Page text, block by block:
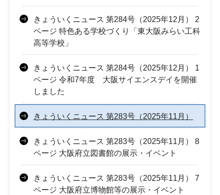
きょういくニュース 第284号（2025年12月） 2
ページ 特色ある学校づくり「東大阪みらい工科
高等学校」
きょういくニュース 第284号（2025年12月） 1
ページ 令和7年度 大阪サイエンスデイを開催
しました
きょういくニュース 第283号（2025年11月）
きょういくニュース 第283号（2025年11月） 8
ページ 大阪府立図書館の展示・イベント
きょういくニュース 第283号（2025年11月） 7
ページ 大阪府立博物館等の展示・イベント